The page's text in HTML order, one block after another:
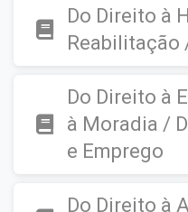
Do Direito à
Reabilitação
Do Direito à
à Moradia /
e Emprego
Do Direito à